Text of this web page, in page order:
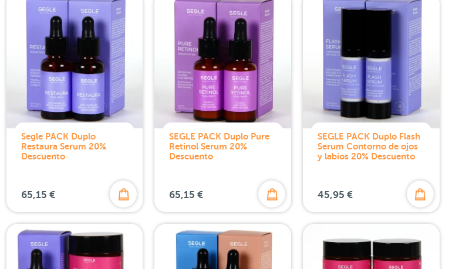
Segle PACK Duplo
Restaura Serum 20%
Descuento
65,15 €
SEGLE PACK Duplo Pure
Retinol Serum 20%
Descuento
65,15 €
SEGLE PACK Duplo Flash
Serum Contorno de ojos
y labios 20% Descuento
45,95 €